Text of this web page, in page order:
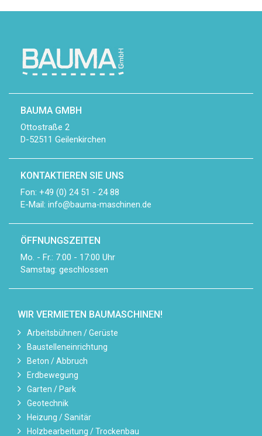
BAUMA GMBH
Ottostraße 2
D-52511 Geilenkirchen
KONTAKTIEREN SIE UNS
Fon: +49 (0) 24 51 - 24 88
E-Mail: info@bauma-maschinen.de
ÖFFNUNGSZEITEN
Mo. - Fr.: 7:00 - 17:00 Uhr
Samstag: geschlossen
WIR VERMIETEN BAUMASCHINEN!
Arbeitsbühnen / Gerüste
Baustelleneinrichtung
Beton / Abbruch
Erdbewegung
Garten / Park
Geotechnik
Heizung / Sanitär
Holzbearbeitung / Trockenbau